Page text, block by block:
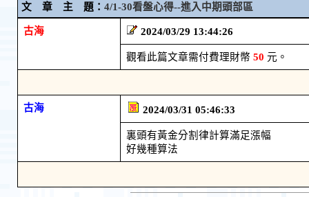
文 章 主 題： 4/1-30看盤心得--進入中期頭部區
古海 2024/03/29 13:44:26
觀看此篇文章需付費理財幣 50 元。
古海 2024/03/31 05:46:33
裏頭有黃金分割律計算滿足漲幅
好幾種算法